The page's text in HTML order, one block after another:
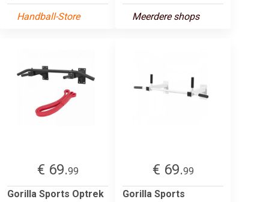
Handball-Store
Meerdere shops
€ 69.99
Gorilla Sports Optrek
€ 69.99
Gorilla Sports